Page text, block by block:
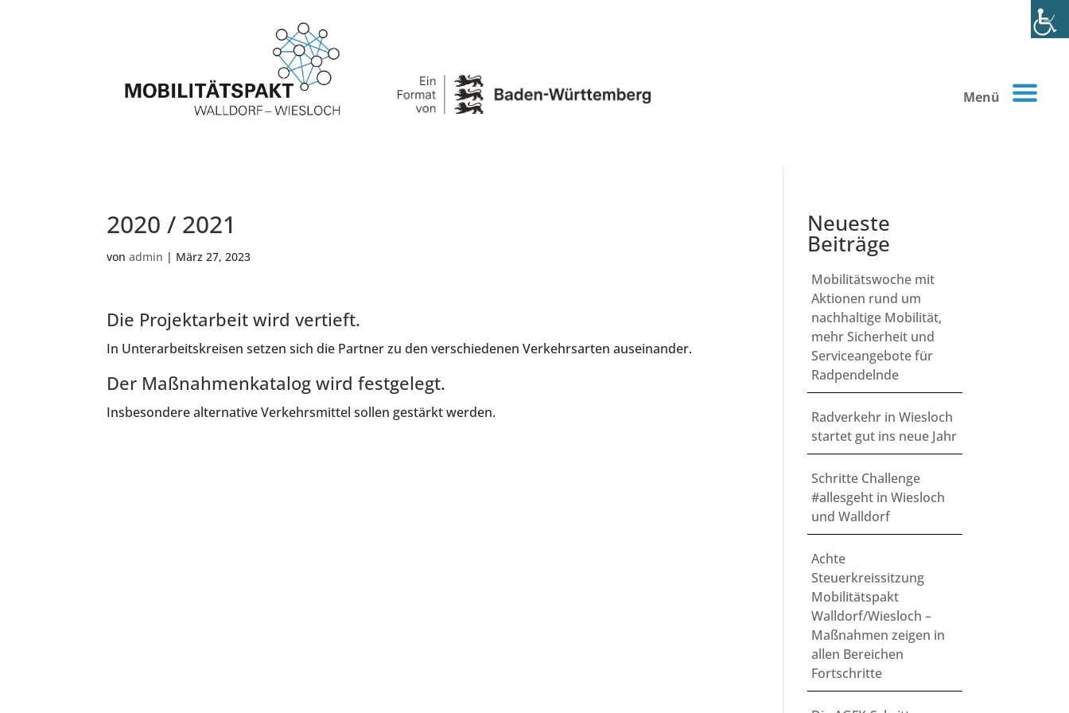
Menü
2020 / 2021
vonadmin | März 27, 2023
Die Projektarbeit wird vertieft.
In Unterarbeitskreisen setzen sich die Partner zu den verschiedenen Verkehrsarten auseinander.
Der Maßnahmenkatalog wird festgelegt.
Insbesondere alternative Verkehrsmittel sollen gestärkt werden.
Neueste
Beiträge
Mobilitätswoche mit
Aktionen rund um
nachhaltige Mobilität,
mehr Sicherheit und
Serviceangebote für
Radpendelnde
Radverkehr in Wiesloch
startet gut ins neue Jahr
Schritte Challenge
#allesgeht in Wiesloch
und Walldorf
Achte
Steuerkreissitzung
Mobilitätspakt
Walldorf/Wiesloch –
Maßnahmen zeigen in
allen Bereichen
Fortschritte